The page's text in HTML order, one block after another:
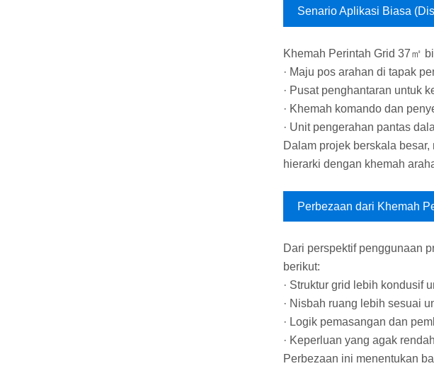
Senario Aplikasi Biasa
Khemah Perintah Grid 37㎡
· Maju pos arahan di tapak
· Pusat penghantaran untuk
· Khemah komando dan
· Unit pengerahan pantas
Dalam projek berskala
hierarki dengan khemah
Perbezaan dari Khemah
Dari perspektif penggunaan
berikut:
· Struktur grid lebih kondusif
· Nisbah ruang lebih sesuai
· Logik pemasangan dan
· Keperluan yang agak
Perbezaan ini menentukan